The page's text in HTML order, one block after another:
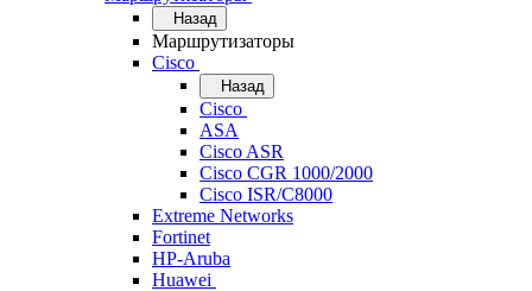
Назад
Маршрутизаторы
Cisco
Назад
Cisco
ASA
Cisco ASR
Cisco CGR 1000/2000
Cisco ISR/С8000
Extreme Networks
Fortinet
HP-Aruba
Huawei